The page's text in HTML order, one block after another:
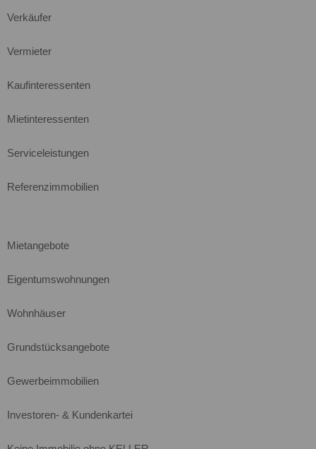
Verkäufer
Vermieter
Kaufinteressenten
Mietinteressenten
Serviceleistungen
Referenzimmobilien
Mietangebote
Eigentumswohnungen
Wohnhäuser
Grundstücksangebote
Gewerbeimmobilien
Investoren- & Kundenkartei